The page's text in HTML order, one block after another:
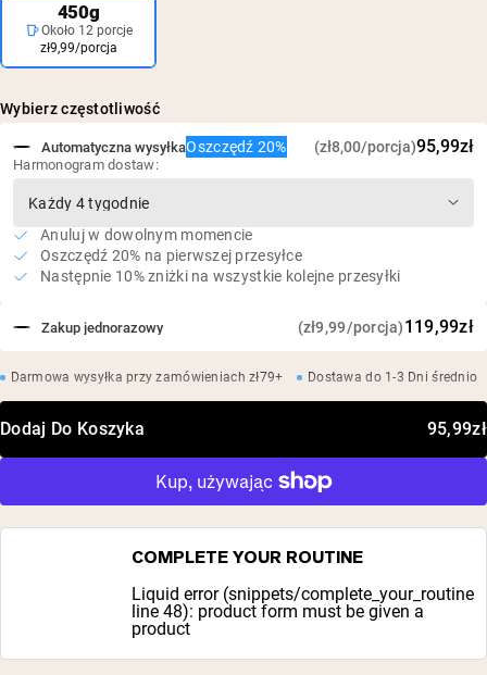
450g
Około 12 porcje
zł9,99/porcja
Wybierz częstotliwość
Zakup jednorazowy (zł9,99/porcja)119,99zł
Automatyczna wysyłkaOszczędź 20% (zł8,00/porcja)95,99zł
Harmonogram dostaw:
Anuluj w dowolnym momencie
Oszczędź 20% na pierwszej przesyłce
Następnie 10% zniżki na wszystkie kolejne przesyłki
Darmowa wysyłka przy zamówieniach zł79+ Dostawa do 1-3 Dni średnio
Dodaj Do Koszyka 95,99zł
COMPLETE YOUR ROUTINE
Liquid error (snippets/complete_your_routine
line 48): product form must be given a
product